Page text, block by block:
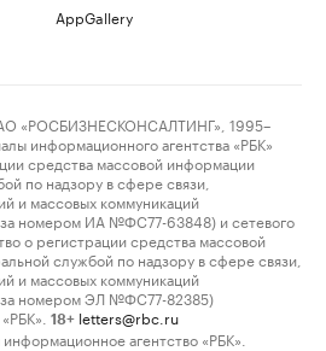
AppGallery
«РОСБИЗНЕСКОНСАЛТИНГ», 1995–
информационного агентства «РБК»
средства массовой информации
по надзору в сфере связи,
и массовых коммуникаций
номером ИА №ФС77-63848) и сетевого
о регистрации средства массовой
службой по надзору в сфере связи,
и массовых коммуникаций
за номером ЭЛ №ФС77-82385)
18+ letters@rbc.ru
агентство «РБК».